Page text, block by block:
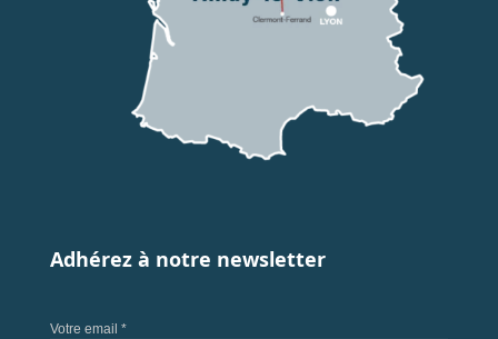
Adhérez à notre newsletter
Votre email *